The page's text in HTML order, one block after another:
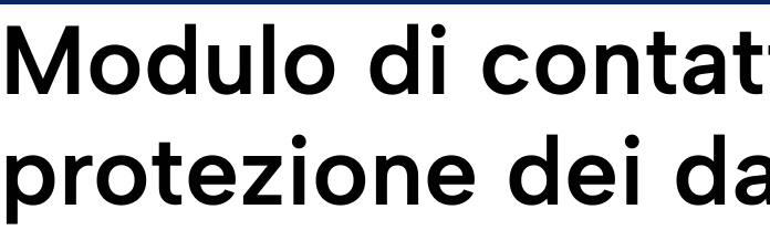
Modulo di
protezione dei